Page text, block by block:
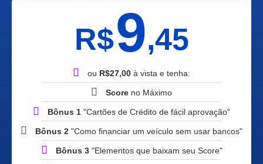
R$9,45
ou R$27,00 à vista e tenha:
Score no Máximo
Bônus 1 "Cartões de Crédito de fácil aprovação"
Bônus 2 "Como financiar um veículo sem usar bancos"
Bônus 3"Elementos que baixam seu Score"